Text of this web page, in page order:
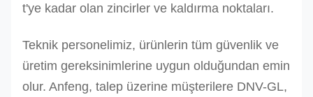
t'ye kadar olan zincirler ve kaldırma noktaları.
Teknik personelimiz, ürünlerin tüm güvenlik ve
üretim gereksinimlerine uygun olduğundan emin
olur. Anfeng, talep üzerine müşterilere DNV-GL,